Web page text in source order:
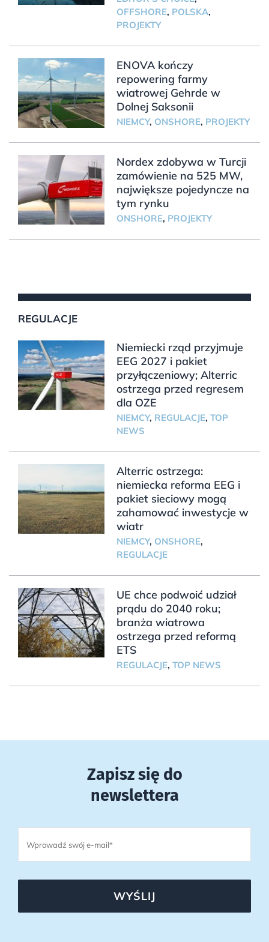
OFFSHORE, POLSKA,
PROJEKTY
ENOVA kończy
repowering farmy
wiatrowej Gehrde w
Dolnej Saksonii
NIEMCY, ONSHORE, PROJEKTY
Nordex zdobywa w Turcji
zamówienie na 525 MW,
największe pojedyncze na
tym rynku
ONSHORE, PROJEKTY
REGULACJE
Niemiecki rząd przyjmuje
EEG 2027 i pakiet
przyłączeniowy; Alterric
ostrzega przed regresem
dla OZE
NIEMCY, REGULACJE, TOP
NEWS
Alterric ostrzega:
niemiecka reforma EEG i
pakiet sieciowy mogą
zahamować inwestycje w
wiatr
NIEMCY, ONSHORE,
REGULACJE
UE chce podwoić udział
prądu do 2040 roku;
branża wiatrowa
ostrzega przed reformą
ETS
REGULACJE, TOP NEWS
Zapisz się do
newslettera
WYŚLIJ